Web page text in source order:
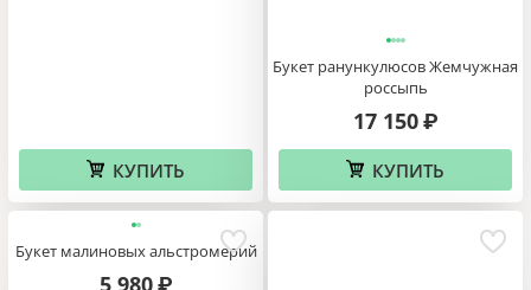
КУПИТЬ
Букет ранункулюсов Жемчужная
россыпь
17 150 ₽
КУПИТЬ
Букет малиновых альстромерий
₽